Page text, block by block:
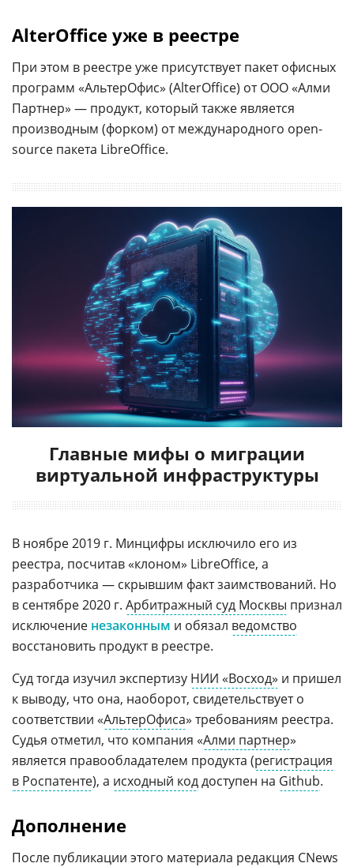
AlterOffice уже в реестре
При этом в реестре уже присутствует пакет офисных
программ «АльтерОфис» (AlterOffice) от ООО «Алми
Партнер» — продукт, который также является
производным (форком) от международного open-
source пакета LibreOffice.
Главные мифы о миграции
виртуальной инфраструктуры
В ноябре 2019 г. Минцифры исключило его из
реестра, посчитав «клоном» LibreOffice, а
разработчика — скрывшим факт заимствований. Но
в сентябре 2020 г. Арбитражный суд Москвы признал
исключение незаконным и обязал ведомство
восстановить продукт в реестре.
Суд тогда изучил экспертизу НИИ «Восход» и пришел
к выводу, что она, наоборот, свидетельствует о
соответствии «АльтерОфиса» требованиям реестра.
Судья отметил, что компания «Алми партнер»
является правообладателем продукта (регистрация
в Роспатенте), а исходный коддоступен на Github.
Дополнение
После публикации этого материала редакция CNews